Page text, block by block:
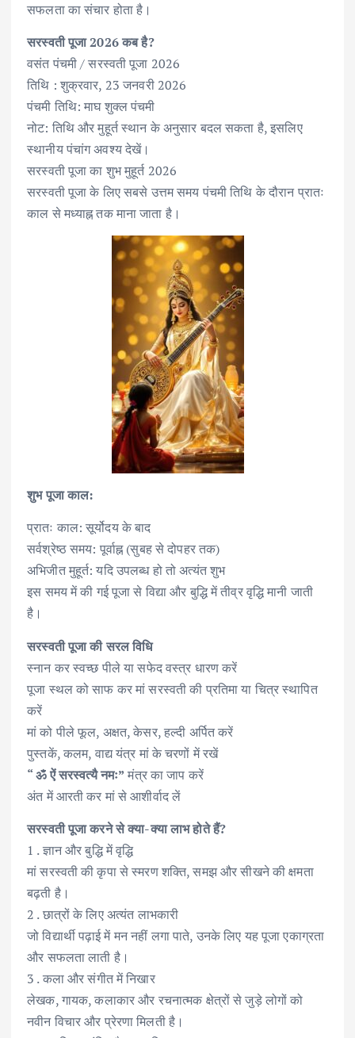
सफलता का संचार होता है।
सरस्वती पूजा 2026 कब है?
वसंत पंचमी / सरस्वती पूजा 2026
तिथि : शुक्रवार, 23 जनवरी 2026
पंचमी तिथि: माघ शुक्ल पंचमी
नोट: तिथि और मुहूर्त स्थान के अनुसार बदल सकता है, इसलिए
स्थानीय पंचांग अवश्य देखें।
सरस्वती पूजा का शुभ मुहूर्त 2026
सरस्वती पूजा के लिए सबसे उत्तम समय पंचमी तिथि के दौरान प्रातः
काल से मध्याह्न तक माना जाता है।
शुभ पूजा काल:
प्रातः काल: सूर्योदय के बाद
सर्वश्रेष्ठ समय: पूर्वाह्न (सुबह से दोपहर तक)
अभिजीत मुहूर्त: यदि उपलब्ध हो तो अत्यंत शुभ
इस समय में की गई पूजा से विद्या और बुद्धि में तीव्र वृद्धि मानी जाती
है।
सरस्वती पूजा की सरल विधि
स्नान कर स्वच्छ पीले या सफेद वस्त्र धारण करें
पूजा स्थल को साफ कर मां सरस्वती की प्रतिमा या चित्र स्थापित
करें
मां को पीले फूल, अक्षत, केसर, हल्दी अर्पित करें
पुस्तकें, कलम, वाद्य यंत्र मां के चरणों में रखें
“ ॐ ऐं सरस्वत्यै नमः” मंत्र का जाप करें
अंत में आरती कर मां से आशीर्वाद लें
सरस्वती पूजा करने से क्या-क्या लाभ होते हैं?
1 . ज्ञान और बुद्धि में वृद्धि
मां सरस्वती की कृपा से स्मरण शक्ति, समझ और सीखने की क्षमता
बढ़ती है।
2 . छात्रों के लिए अत्यंत लाभकारी
जो विद्यार्थी पढ़ाई में मन नहीं लगा पाते, उनके लिए यह पूजा एकाग्रता
और सफलता लाती है।
3 . कला और संगीत में निखार
लेखक, गायक, कलाकार और रचनात्मक क्षेत्रों से जुड़े लोगों को
नवीन विचार और प्रेरणा मिलती है।